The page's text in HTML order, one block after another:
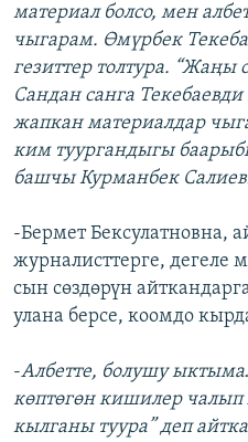
материал болсо, мен
чыгарам. Өмүрбек
гезиттер толтура. “Жаңы
Сандан санга
жапкан материалдар
ким туургандыгы
башчы Курманбек
-Бермет Бексулатновна,
журналисттерге, дегеле
сын сөздөрүн
улана берсе, коомдо
-Албетте, болушу
көптөгөн кишилер
кылганы туура” деп